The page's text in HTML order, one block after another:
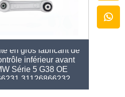
en gros fabricant de
inférieur avant
Série 5 G38 OE
31126866232